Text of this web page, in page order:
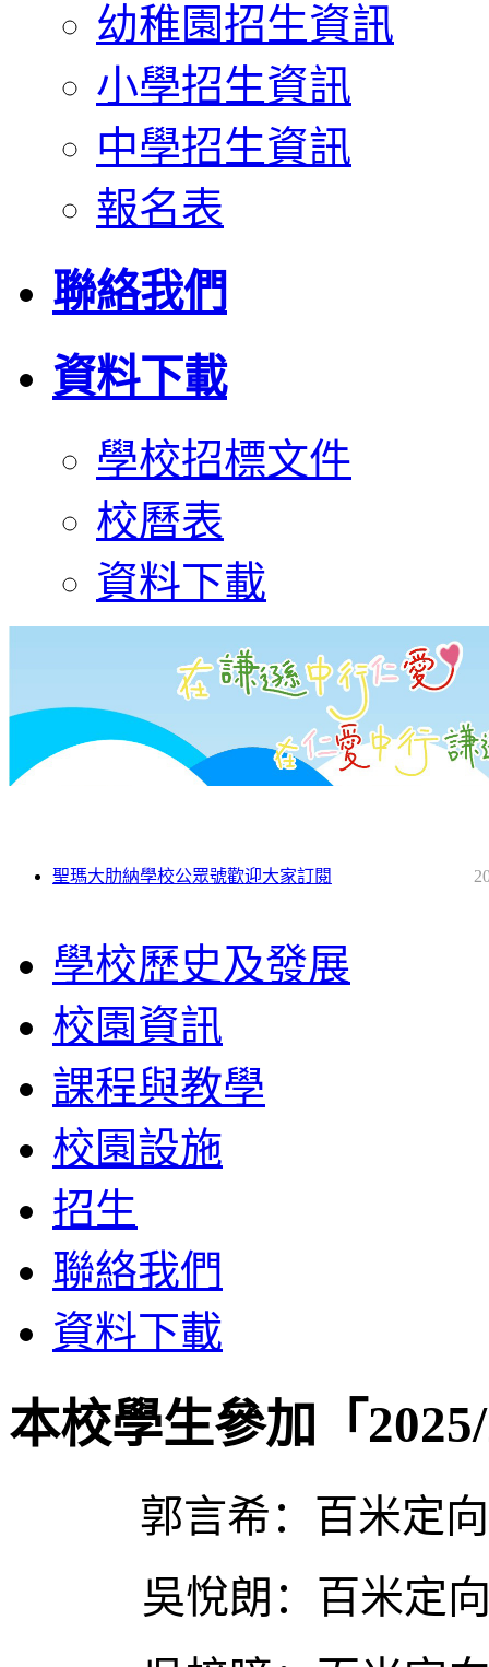
幼稚園招生資訊
小學招生資訊
中學招生資訊
報名表
聯絡我們
資料下載
學校招標文件
校曆表
資料下載
聖瑪大肋納學校公眾號歡迎大家訂閱
學校歷史及發展
校園資訊
課程與教學
校園設施
招生
聯絡我們
資料下載
本校學生參加「
郭言希：百米定
吳悅朗：百米定